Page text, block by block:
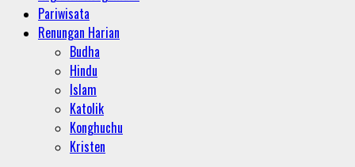
Pariwisata
Renungan Harian
Budha
Hindu
Islam
Katolik
Konghuchu
Kristen